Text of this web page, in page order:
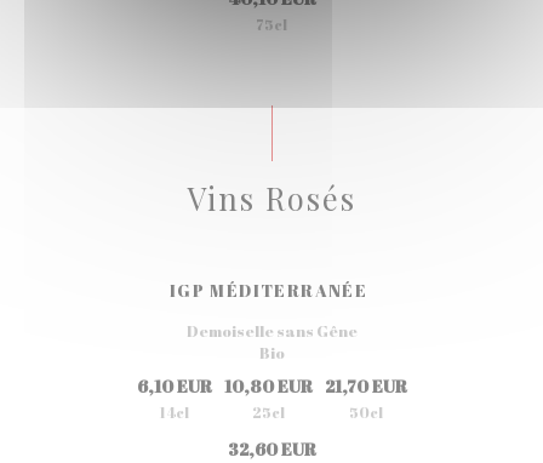
75cl
Vins Rosés
IGP MÉDITERRANÉE
Demoiselle sans Gêne
Bio
6,10 EUR
14cl
10,80 EUR
25cl
21,70 EUR
50cl
32,60 EUR